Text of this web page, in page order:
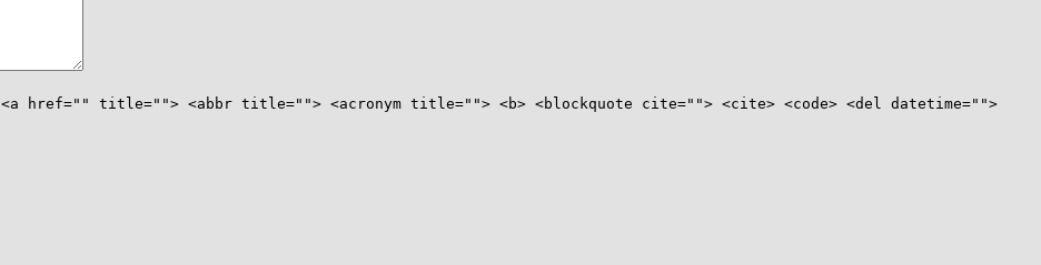
<a href="" title=""> <abbr title=""> <acronym title=""> <b> <blockquote cite=""> <cite> <code> <del datetime="">